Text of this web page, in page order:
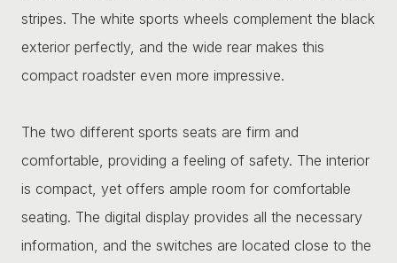
stripes. The white sports wheels complement the black
exterior perfectly, and the wide rear makes this
compact roadster even more impressive.
The two different sports seats are firm and
comfortable, providing a feeling of safety. The interior
is compact, yet offers ample room for comfortable
seating. The digital display provides all the necessary
information, and the switches are located close to the